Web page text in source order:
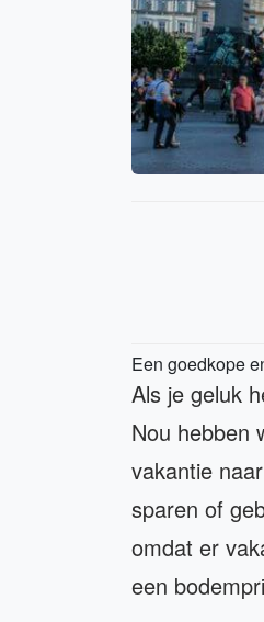
Een goedkope
Als je geluk
Nou hebben
vakantie
sparen of
omdat er
een